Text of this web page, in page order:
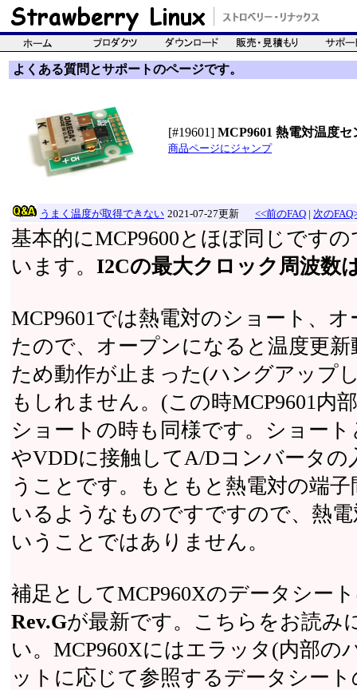
よくある質問とサポートのページです。
[#19601] MCP9601 熱電対温度
商品ページにジャンプ
うまく温度が取得できない 2021-07-27更新 <<前のFAQ | 次の
基本的にMCP9600とほぼ同じです
います。 I2Cの最大クロック周波数
MCP9601では熱電対のショート、
たので、オープンになると温度更
ため動作が止まった(ハングアップ
もしれません。(この時MCP9601内
ショートの時も同様です。ショー
やVDDに接触してA/Dコンバータの
うことです。もともと熱電対の端
いるようなものですですので、熱
いうことではありません。
補足としてMCP960Xのデータシー
Rev.Gが最新です。こちらをお読み
い。MCP960Xにはエラッタ(内部の
ットに応じて参照するデータシー